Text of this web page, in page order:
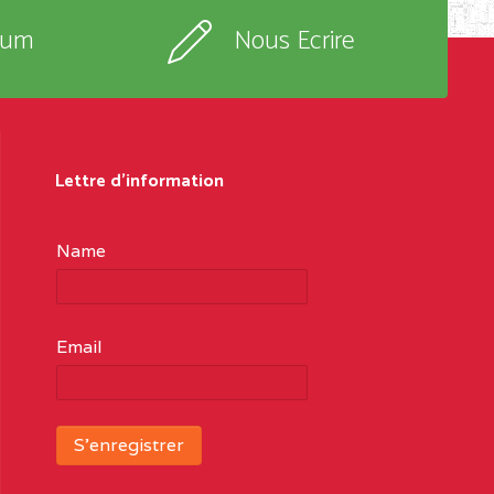
Nous Ecrire
Lettre d'information
Name
Email